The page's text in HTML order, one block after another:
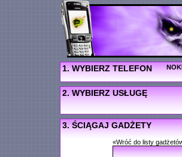
1. WYBIERZ TELEFON
2. WYBIERZ USŁUGĘ
3. ŚCIĄGAJ GADŻETY
«Wróć do listy